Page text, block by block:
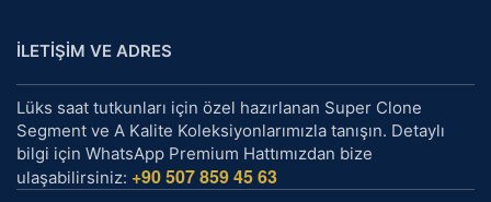
İLETİŞİM VE ADRES
Lüks saat tutkunları için özel hazırlanan Super Clone
Segment ve A Kalite Koleksiyonlarımızla tanışın. Detaylı
bilgi için WhatsApp Premium Hattımızdan bize
ulaşabilirsiniz: +90 507 859 45 63